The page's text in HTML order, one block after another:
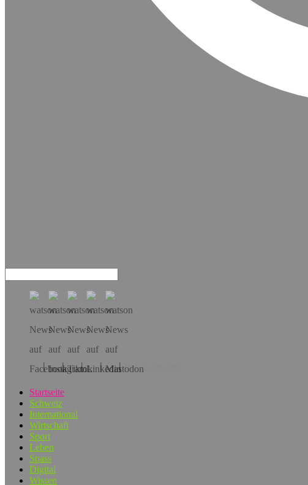
Hol dir die App!
Startseite
Schweiz
International
Wirtschaft
Sport
Leben
Spass
Digital
Wissen